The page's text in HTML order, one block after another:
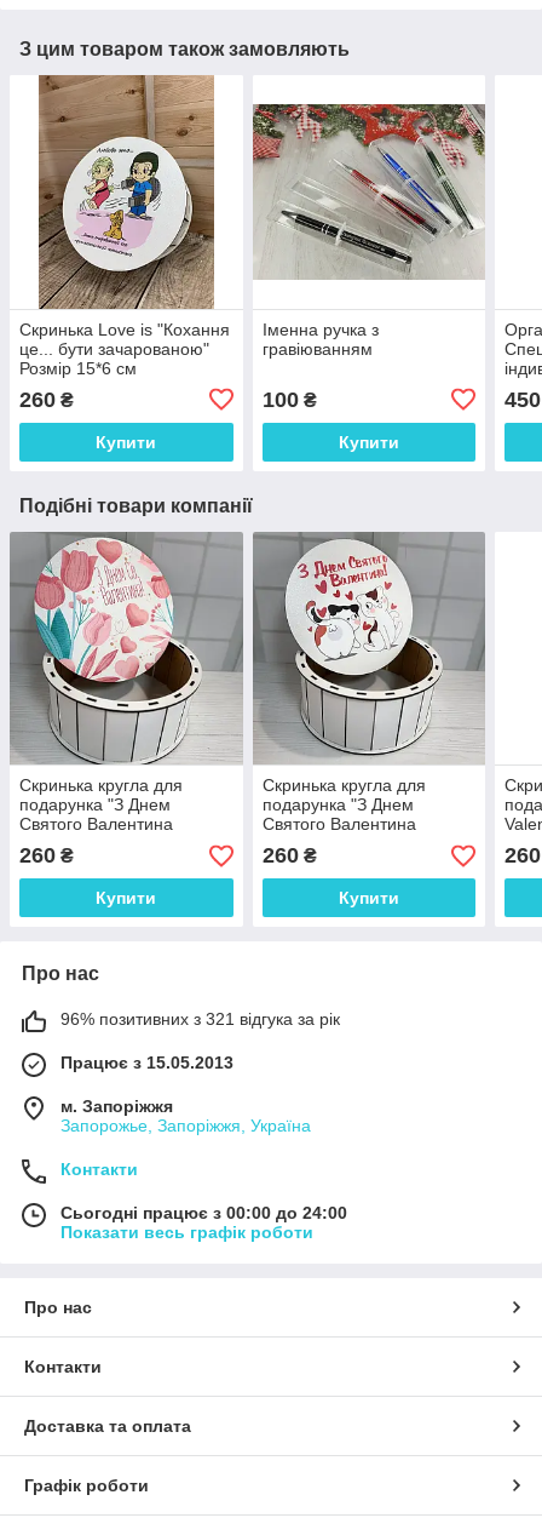
З цим товаром також замовляють
Скринька Love is "Кохання
це... бути зачарованою"
Розмір 15*6 см
260 ₴
Купити
Іменна ручка з
гравіюванням
100₴
Купити
450
Подібні товари компанії
Скринька кругла для
подарунка "З Днем
Святого Валентина
тюльпани" Розмір 20*9 см
260 ₴
Купити
Скринька кругла для
подарунка "З Днем
Святого Валентина
котики" Розмір 20*9 см
260₴
Купити
260
Про нас
96% позитивних з 321 відгука за рік
Працює з 15.05.2013
м. Запоріжжя
Запорожье, Запоріжжя, Україна
Контакти
Сьогодні працює з 00:00 до 24:00
Показати весь графік роботи
Про нас
Контакти
Доставка та оплата
Графік роботи